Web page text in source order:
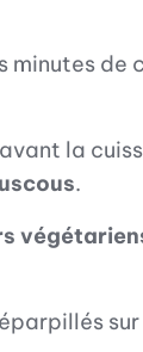
minutes de
avant la
.
sur